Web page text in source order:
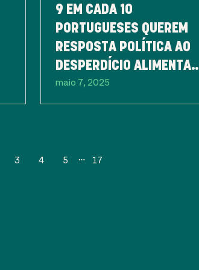
9 EM CADA 10
PORTUGUESES QUEREM
RESPOSTA POLÍTICA AO
DESPERDÍCIO ALIMENTAR
JÁ NA PRÓXIMA
LEGISLATURA
maio 7, 2025
3 4 5 17